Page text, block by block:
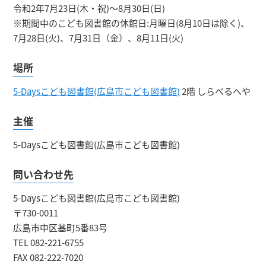
令和2年7月23日(木・祝)～8月30日(日)
※期間中のこども図書館の休館日:月曜日(8月10日は除く)、
7月28日(火)、7月31日（金）、8月11日(火)
場所
5-Daysこども図書館(広島市こども図書館)2階 しらべるへや
主催
5-Daysこども図書館(広島市こども図書館)
問い合わせ先
5-Daysこども図書館(広島市こども図書館)
〒730-0011
広島市中区基町5番83号
TEL 082-221-6755
FAX 082-222-7020